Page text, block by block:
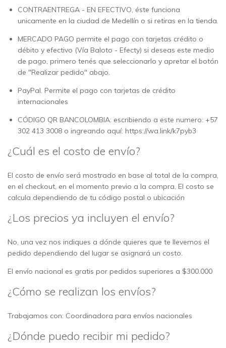
CONTRAENTREGA - EN EFECTIVO, éste funciona
unicamente en la ciudad de Medellín o si retiras en la tienda.
MERCADO PAGO permite el pago con tarjetas crédito o
débito y efectivo (Vía Baloto - Efecty) si deseas este medio
de pago, primero tenés que seleccionarlo y apretar el botón
de "Realizar pedido" abajo.
PayPal. Permite el pago con tarjetas de crédito
internacionales
CÓDIGO QR BANCOLOMBIA: escribiendo a este numero: +57
302 413 3008 o ingreando aquí: https://wa.link/k7pyb3
¿Cuál es el costo de envío?
El costo de envío será mostrado en base al total de la compra,
en el checkout, en el momento previo a la compra, El costo se
calcula dependiendo de tu código postal o ubicación
¿Los precios ya incluyen el envío?
No, una vez nos indiques a dónde quieres que te llevemos el
pedido dependiendo del lugar se asignará un costo.
El envío nacional es gratis por pedidos superiores a $300.000
¿Cómo se realizan los envíos?
Trabajamos con: Coordinadora para envíos nacionales
¿Dónde puedo recibir mi pedido?